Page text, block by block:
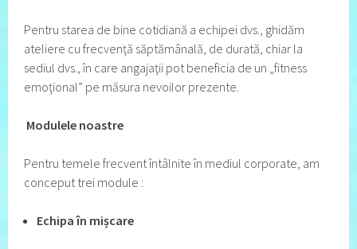
Pentru starea de bine cotidiană a echipei dvs., ghidăm
ateliere cu frecvenţă săptămânală, de durată, chiar la
sediul dvs., în care angajaţii pot beneficia de un „fitness
emoţional” pe măsura nevoilor prezente.
Modulele noastre
Pentru temele frecvent întâlnite în mediul corporate, am
conceput trei module :
Echipa în mișcare